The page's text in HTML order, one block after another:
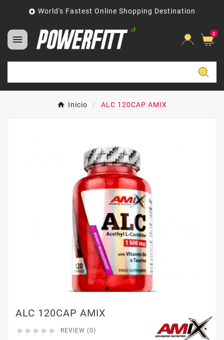
 World's Fastest Online Shopping Destination
 0
Inicio ALC 120CAP AMIX
ALC 120CAP AMIX
     REVIEW (0)